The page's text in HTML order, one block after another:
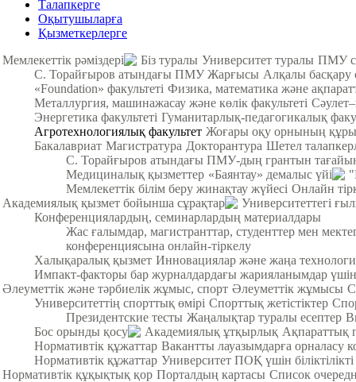
Талапкерге
Оқытушыларға
Қызметкерлерге
Мемлекеттік рәміздері
Біз туралы Университет туралы ПМУ
С. Торайғыров атындағы ПМУ Жарғысы Алқалы басқару
«Foundation» факультеті Физика, математика және
Металлургия, машинажасау және көлік факультеті
Энергетика факультеті Гуманитарлық-педагогикалық
Агротехнологиялық факультет Жоғары оқу орнының
Бакалавриат Магистратура Докторантура Шетел
С. Торайғыров атындағы ПМУ-дың грантын
Медициналық қызметтер «Баянтау» демалыс үйі
Мемлекеттік білім беру жинақтау жүйесі Онлайн
Академиялық қызмет бойынша сұрақтар
Университеттегі
Конференциялардың, семинарлардың материалдары
Жас ғалымдар, магистранттар, студенттер мен
конференциясына онлайн-тіркелу
Халықаралық қызмет Инновациялар және жаңа
Импакт-факторы бар журналдардағы жарияланымдар үшін
Әлеуметтік және тәрбиелік жұмыс, спорт Әлеуметтік жұмысы
Университеттің спорттық өмірі Спорттық жетістіктер
Президентские тесты Жаңалықтар туралы есептер
Бос орынды қосу
Академиялық ұтқырлық Ақпараттық
Нормативтік құжаттар Вакантты лауазымдарға орналасу
Нормативтік құжаттар Университет ПОҚ үшін
Нормативтік құқықтық қор Порталдың картасы Список